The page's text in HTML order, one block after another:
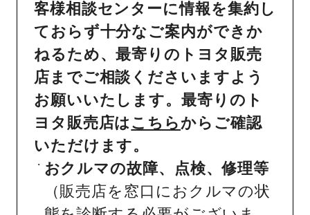
客様相談センターに情報を集約し
ておらず十分なご案内ができか
ねるため、最寄りのトヨタ販売
店までご相談くださいますよう
お願いいたします。最寄りのト
ヨタ販売店はこちら からご確認
いただけます。
おクルマの故障、点検、修理等
（販売店を窓口におクルマの状